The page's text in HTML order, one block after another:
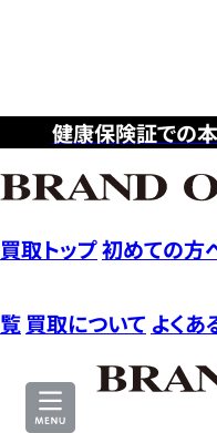
健康保険証での
買取トップ初めての方
覧 買取について よくあ